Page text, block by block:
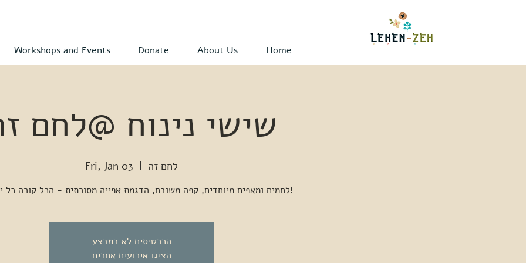
Home
About Us
Donate
Workshops and Events
שישי נינוח @לחם
Fri, Jan 03
  |
לחם זה
לחמים ומאפים מיוחדים, קפה משובח, הדגמת אפייה מסורתית - הכל קורה כל יום שישי!
הכרטיסים לא במבצע
הציגו אירועים אחרים